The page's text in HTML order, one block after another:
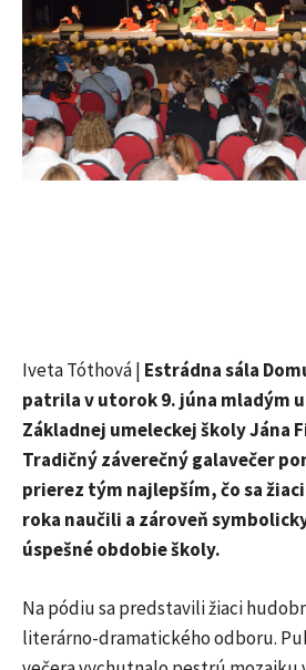
Iveta Tóthová | Estrádna sála
patrila v utorok 9. júna mladým
Základnej umeleckej školy Jána
Tradičný záverečný galavečer
prierez tým najlepším, čo sa
roka naučili a zároveň
úspešné obdobie školy.
Na pódiu sa predstavili žiaci
literárno-dramatického odboru.